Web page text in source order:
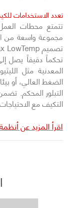
تعدد الاستخدامات
تتمتع محطات
مجموعة واسعة من
المعدنية مثل
الضغط العالي، أو
التبلور المحكم.
التكيف مع
اقرأ المزيد عن